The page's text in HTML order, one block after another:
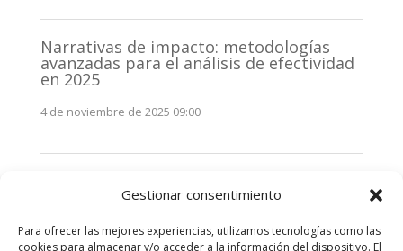
Gestionar consentimiento
Para ofrecer las mejores experiencias, utilizamos tecnologías como las
cookies para almacenar y/o acceder a la información del dispositivo. El
Narrativas de impacto: metodologías
avanzadas para el análisis de efectividad
en 2025
4 de noviembre de 2025 09:00
stakeholders en 2025: La clave de la
3 de noviembre de 2025 09:00